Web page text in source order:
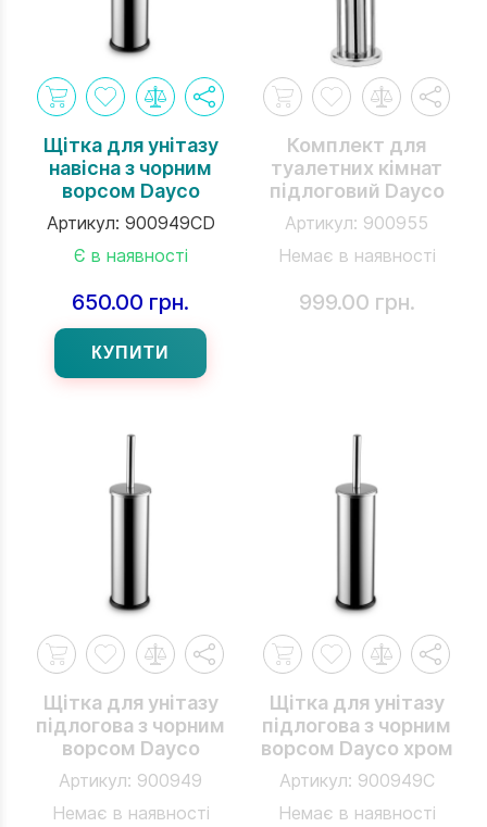
Щітка для унітазу
навісна з чорним
ворсом Dayco
Артикул: 900949CD
Є в наявності
650.00 грн.
КУПИТИ
Комплект для
туалетних кімнат
підлоговий Daycо
Артикул: 900955
Немає в наявності
999.00 грн.
Щітка для унітазу
підлогова з чорним
ворсом Dayco
Артикул: 900949
Немає в наявності
Щітка для унітазу
підлогова з чорним
ворсом Dayco хром
Артикул: 900949C
Немає в наявності